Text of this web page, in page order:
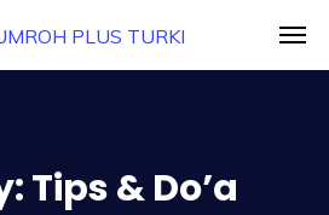
Tips & Do’a